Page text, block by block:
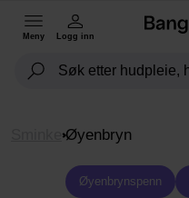
Meny Logg inn
Øyenbryn
Øyenbrynspenn